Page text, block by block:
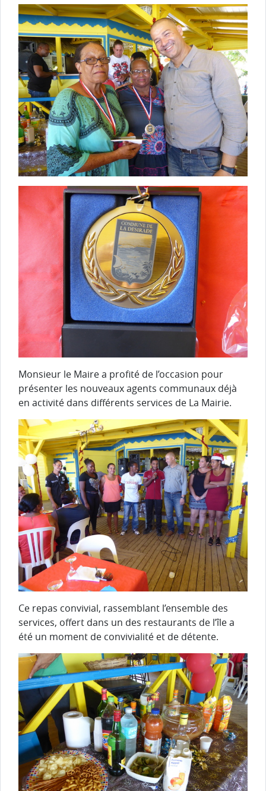
Monsieur le Maire a profité de l’occasion pour
présenter les nouveaux agents communaux déjà
en activité dans différents services de La Mairie.
Ce repas convivial, rassemblant l’ensemble des
services, offert dans un des restaurants de l’île a
été un moment de convivialité et de détente.